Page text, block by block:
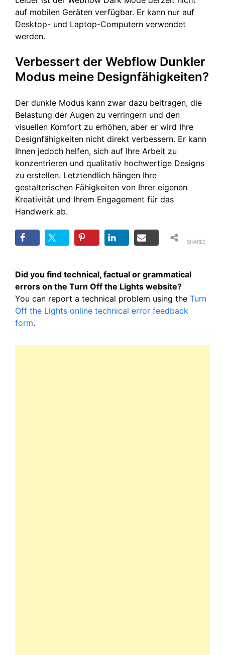
auf mobilen Geräten verfügbar. Er kann nur auf
Desktop- und Laptop-Computern verwendet
werden.
Verbessert der Webflow Dunkler
Modus meine Designfähigkeiten?
Der dunkle Modus kann zwar dazu beitragen, die
Belastung der Augen zu verringern und den
visuellen Komfort zu erhöhen, aber er wird Ihre
Designfähigkeiten nicht direkt verbessern. Er kann
Ihnen jedoch helfen, sich auf Ihre Arbeit zu
konzentrieren und qualitativ hochwertige Designs
zu erstellen. Letztendlich hängen Ihre
gestalterischen Fähigkeiten von Ihrer eigenen
Kreativität und Ihrem Engagement für das
Handwerk ab.
SHARES
Did you find technical, factual or grammatical
errors on the Turn Off the Lights website?
You can report a technical problem using the Turn
Off the Lights online technical error feedback
form.